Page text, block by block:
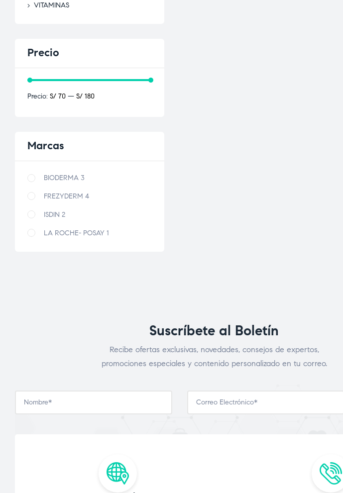
VITAMINAS
Precio
Precio: S/ 70 — S/ 180
Marcas
BIODERMA 3
FREZYDERM 4
ISDIN 2
LA ROCHE- POSAY 1
Suscríbete al Boletín
Recibe ofertas exclusivas, novedades, consejos de expertos,
promociones especiales y contenido personalizado en tu correo.